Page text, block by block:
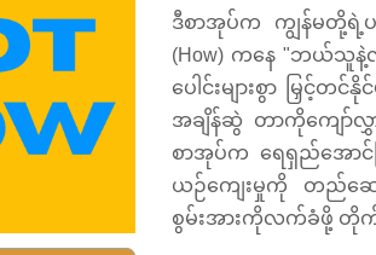
ဒီစာအုပ်က ကျွန်မတို့ရဲ့
(How) ကနေ "ဘယ်သူနဲ့
ပေါင်းများစွာ မြှင့်
အချိန်ဆွဲ တာကိုကျော်လွှ
စာအုပ်က ရေရှည်အောင်မ
ယဉ်ကျေးမှုကို တည်ဆေ
စွမ်းအားကိုလက်ခံဖို့ တိုက်